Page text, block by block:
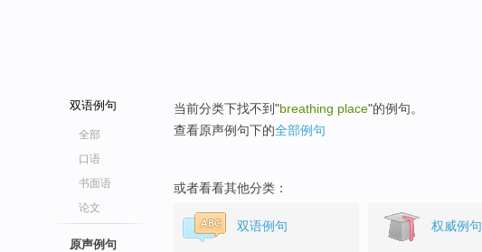
双语例句
全部
口语
书面语
论文
原声例句
当前分类下找不到"breathing place"的例句。
查看原声例句下的全部例句
或者看看其他分类：
双语例句 权威例句